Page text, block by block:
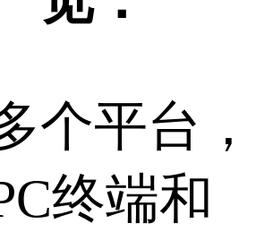
个平台，
终端和